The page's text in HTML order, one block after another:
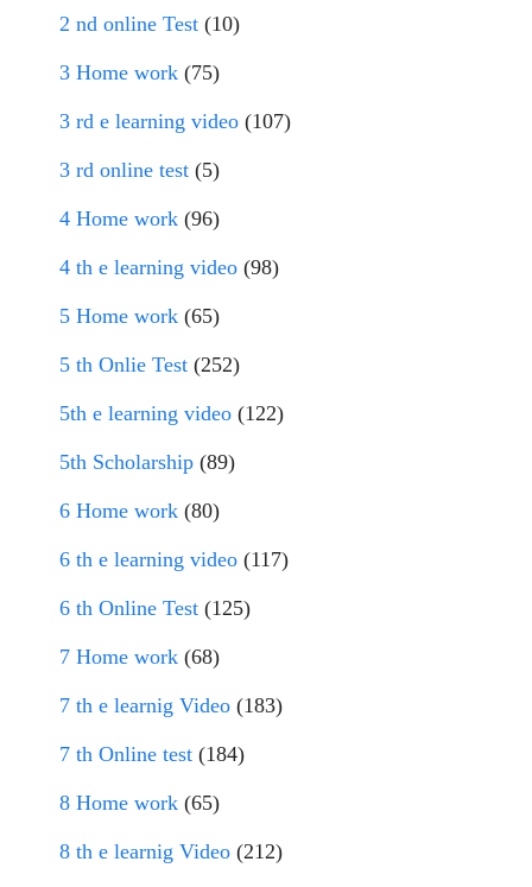
2 nd online Test (10)
3 Home work (75)
3 rd e learning video (107)
3 rd online test (5)
4 Home work (96)
4 th e learning video (98)
5 Home work (65)
5 th Onlie Test (252)
5th e learning video (122)
5th Scholarship (89)
6 Home work (80)
6 th e learning video (117)
6 th Online Test (125)
7 Home work (68)
7 th e learnig Video (183)
7 th Online test (184)
8 Home work (65)
8 th e learnig Video (212)